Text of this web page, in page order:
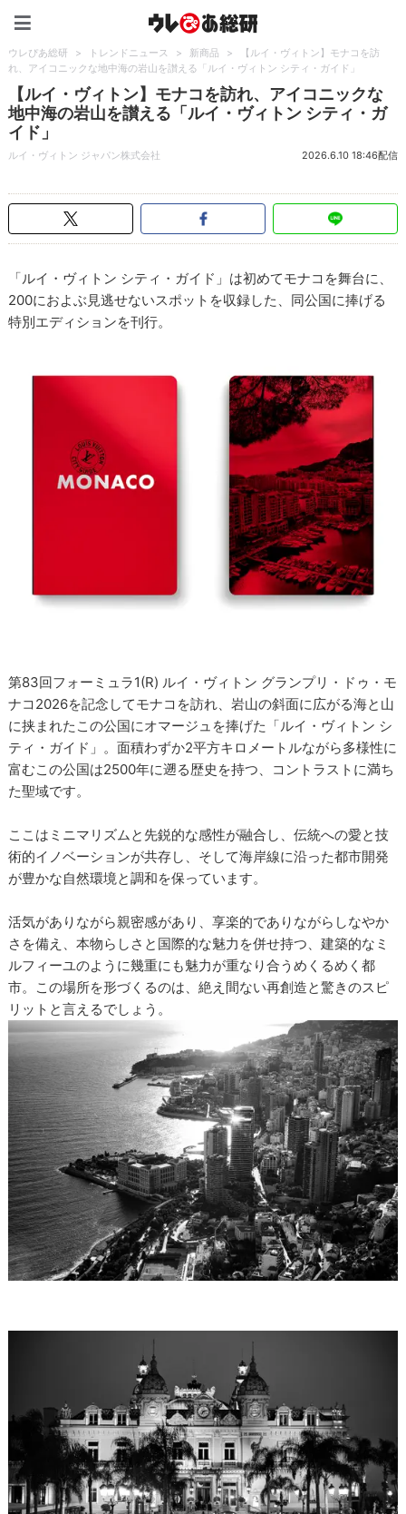
ウレぴあ総研 > トレンドニュース > 新商品 >
【ルイ・ヴィトン】モナコを訪
れ、アイコニックな地中海の岩山を讃える「ルイ・ヴィトン シティ・ガイド」
【ルイ・ヴィトン】モナコを訪れ、アイコニックな
地中海の岩山を讃える「ルイ・ヴィトン シティ・ガ
イド」
ルイ・ヴィトン ジャパン株式会社 2026.6.10 18:46配信
「ルイ・ヴィトン シティ・ガイド」は初めてモナコを舞台に、
200におよぶ見逃せないスポットを収録した、同公国に捧げる
特別エディションを刊行。
第83回フォーミュラ1(R) ルイ・ヴィトン グランプリ・ドゥ・モ
ナコ2026を記念してモナコを訪れ、岩山の斜面に広がる海と山
に挟まれたこの公国にオマージュを捧げた「ルイ・ヴィトン シ
ティ・ガイド」。面積わずか2平方キロメートルながら多様性に
富むこの公国は2500年に遡る歴史を持つ、コントラストに満ち
た聖域です。
ここはミニマリズムと先鋭的な感性が融合し、伝統への愛と技
術的イノベーションが共存し、そして海岸線に沿った都市開発
が豊かな自然環境と調和を保っています。
活気がありながら親密感があり、享楽的でありながらしなやか
さを備え、本物らしさと国際的な魅力を併せ持つ、建築的なミ
ルフィーユのように幾重にも魅力が重なり合うめくるめく都
市。この場所を形づくるのは、絶え間ない再創造と驚きのスピ
リットと言えるでしょう。